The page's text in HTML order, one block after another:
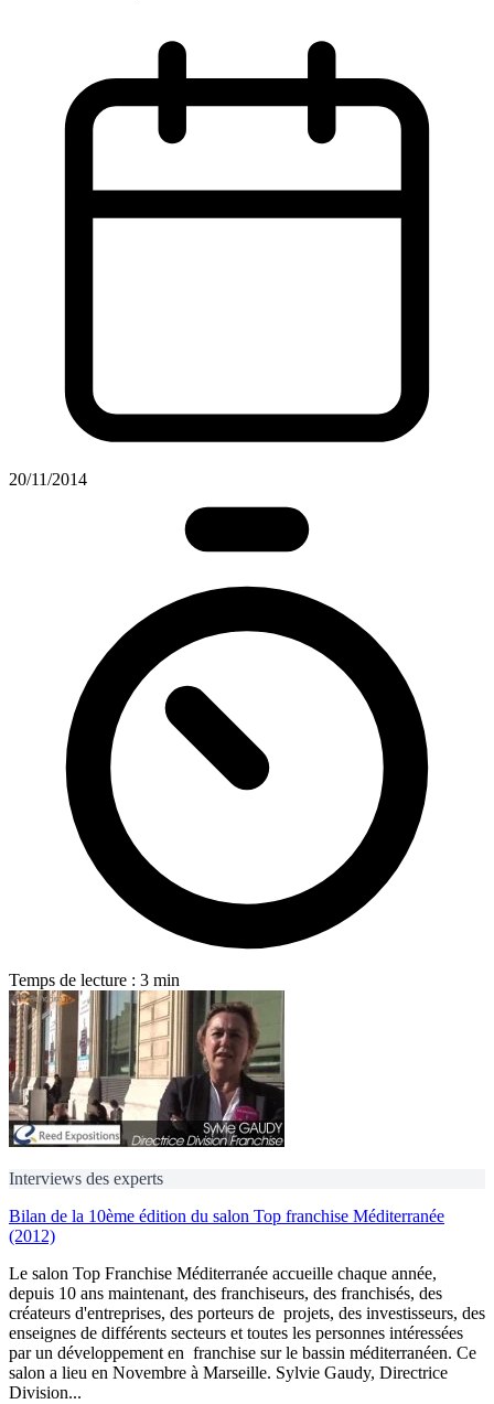
20/11/2014
Temps de lecture : 3 min
Interviews des experts
Bilan de la 10ème édition du salon Top franchise Méditerranée
(2012)
Le salon Top Franchise Méditerranée accueille chaque année,
depuis 10 ans maintenant, des franchiseurs, des franchisés, des
créateurs d'entreprises, des porteurs de projets, des investisseurs, des
enseignes de différents secteurs et toutes les personnes intéressées
par un développement en franchise sur le bassin méditerranéen. Ce
salon a lieu en Novembre à Marseille. Sylvie Gaudy, Directrice
Division...